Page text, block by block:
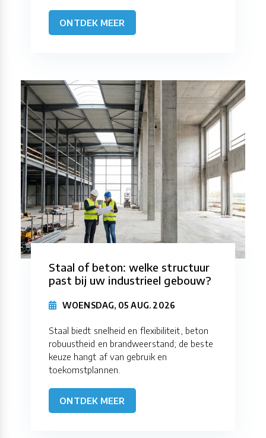
ONTDEK MEER
Staal of beton: welke structuur
past bij uw industrieel gebouw?
WOENSDAG, 05 AUG. 2026
Staal biedt snelheid en flexibiliteit, beton
robuustheid en brandweerstand; de beste
keuze hangt af van gebruik en
toekomstplannen.
ONTDEK MEER